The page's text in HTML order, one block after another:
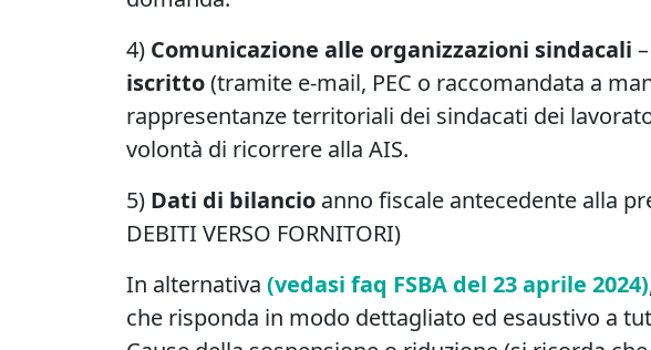
4) Comunicazione alle organizzazioni sindacali
iscritto(tramite e-mail, PEC o raccomandata a
rappresentanze territoriali dei sindacati dei
volontà di ricorrere alla AIS.
5) Dati di bilancio anno fiscale antecedente alla
DEBITI VERSO FORNITORI)
In alternativa (vedasi faq FSBA del 23 aprile 2024)
che risponda in modo dettagliato ed esaustivo a